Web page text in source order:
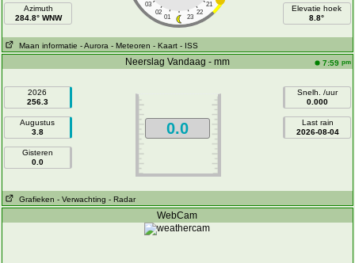
Azimuth
284.8° WNW
03
21
02
22
01 23
Elevatie hoek
8.8°
Maan informatie - Aurora - Meteoren - Kaart - ISS
Neerslag Vandaag - mm 7:59 pm
2026
256.3
Augustus
3.8
Gisteren
0.0
0.0
Snelh. /uur
0.000
Last rain
2026-08-04
Grafieken - Verwachting - Radar
WebCam